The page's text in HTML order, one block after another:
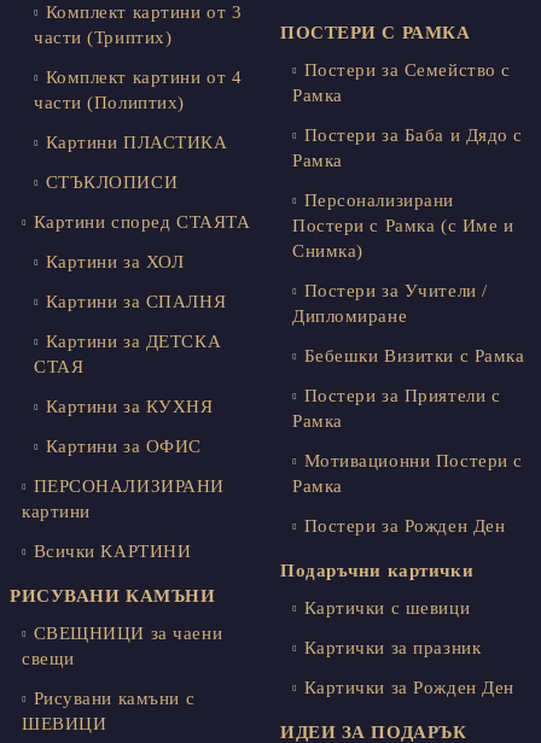
Комплект картини от 3
части (Триптих)
Комплект картини от 4
части (Полиптих)
Картини ПЛАСТИКА
СТЪКЛОПИСИ
Картини според СТАЯТА
Картини за ХОЛ
Картини за СПАЛНЯ
Картини за ДЕТСКА
СТАЯ
Картини за КУХНЯ
Картини за ОФИС
ПЕРСОНАЛИЗИРАНИ
картини
Всички КАРТИНИ
РИСУВАНИ КАМЪНИ
СВЕЩНИЦИ за чаени
свещи
Рисувани камъни с
ШЕВИЦИ
ПОСТЕРИ С РАМКА
Постери за Семейство с
Рамка
Постери за Баба и Дядо с
Рамка
Персонализирани
Постери с Рамка (с Име и
Снимка)
Постери за Учители /
Дипломиране
Бебешки Визитки с Рамка
Постери за Приятели с
Рамка
Мотивационни Постери с
Рамка
Постери за Рожден Ден
Подаръчни картички
Картички с шевици
Картички за празник
Картички за Рожден Ден
ИДЕИ ЗА ПОДАРЪК